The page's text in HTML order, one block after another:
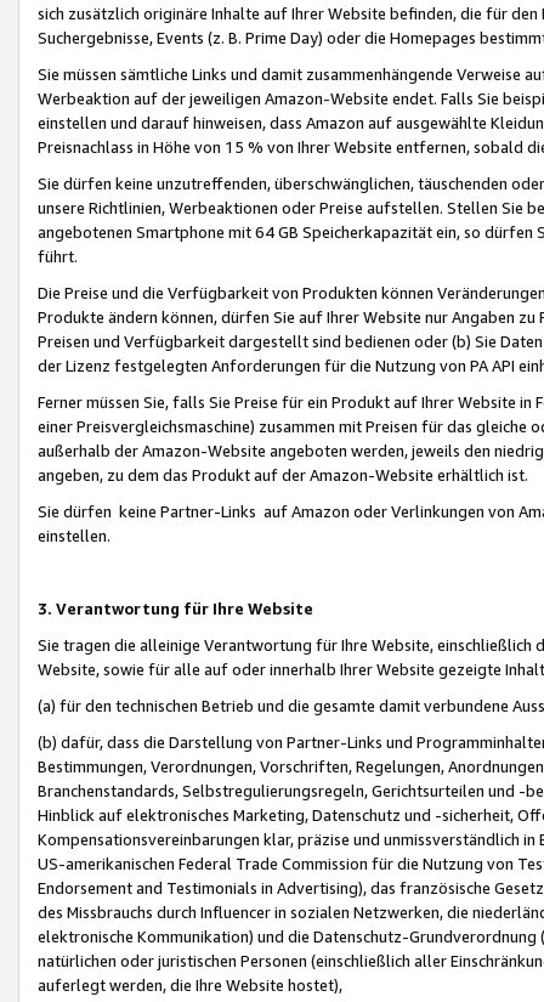
sich zusätzlich originäre Inhalte auf Ihrer Website befinden, die für
Suchergebnisse, Events (z. B. Prime Day) oder die Homepages
Sie müssen sämtliche Links und damit zusammenhängende
Werbeaktion auf der jeweiligen Amazon-Website endet. Falls Sie
einstellen und darauf hinweisen, dass Amazon auf ausgewählte
Preisnachlass in Höhe von 15 % von Ihrer Website entfernen, sobald
Sie dürfen keine unzutreffenden, überschwänglichen, täuschenden
unsere Richtlinien, Werbeaktionen oder Preise aufstellen. Stellen Sie
angebotenen Smartphone mit 64 GB Speicherkapazität ein, so dürfen
führt.
Die Preise und die Verfügbarkeit von Produkten können
Produkte ändern können, dürfen Sie auf Ihrer Website nur Angaben
Preisen und Verfügbarkeit dargestellt sind bedienen oder (b) Sie
der Lizenz festgelegten Anforderungen für die Nutzung von PA API
Ferner müssen Sie, falls Sie Preise für ein Produkt auf Ihrer Website
einer Preisvergleichsmaschine) zusammen mit Preisen für das
außerhalb der Amazon-Website angeboten werden, jeweils den
angeben, zu dem das Produkt auf der Amazon-Website erhältlich ist.
Sie dürfen keine Partner-Links auf Amazon oder Verlinkungen von
einstellen.
3. Verantwortung für Ihre Website
Sie tragen die alleinige Verantwortung für Ihre Website,
Website, sowie für alle auf oder innerhalb Ihrer Website gezeigte
(a) für den technischen Betrieb und die gesamte damit verbundene
(b) dafür, dass die Darstellung von Partner-Links und
Bestimmungen, Verordnungen, Vorschriften, Regelungen,
Branchenstandards, Selbstregulierungsregeln, Gerichtsurteilen und -
Hinblick auf elektronisches Marketing, Datenschutz und -sicherheit,
Kompensationsvereinbarungen klar, präzise und unmissverständlich
US-amerikanischen Federal Trade Commission für die Nutzung von
Endorsement and Testimonials in Advertising), das französische
des Missbrauchs durch Influencer in sozialen Netzwerken, die
elektronische Kommunikation) und die Datenschutz-
natürlichen oder juristischen Personen (einschließlich aller
auferlegt werden, die Ihre Website hostet),